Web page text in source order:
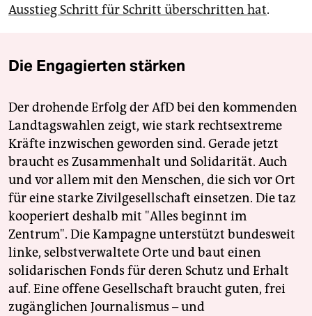
Ausstieg Schritt für Schritt überschritten hat.
Die Engagierten stärken
Der drohende Erfolg der AfD bei den kommenden
Landtagswahlen zeigt, wie stark rechtsextreme
Kräfte inzwischen geworden sind. Gerade jetzt
braucht es Zusammenhalt und Solidarität. Auch
und vor allem mit den Menschen, die sich vor Ort
für eine starke Zivilgesellschaft einsetzen. Die taz
kooperiert deshalb mit "Alles beginnt im
Zentrum". Die Kampagne unterstützt bundesweit
linke, selbstverwaltete Orte und baut einen
solidarischen Fonds für deren Schutz und Erhalt
auf. Eine offene Gesellschaft braucht guten, frei
zugänglichen Journalismus – und